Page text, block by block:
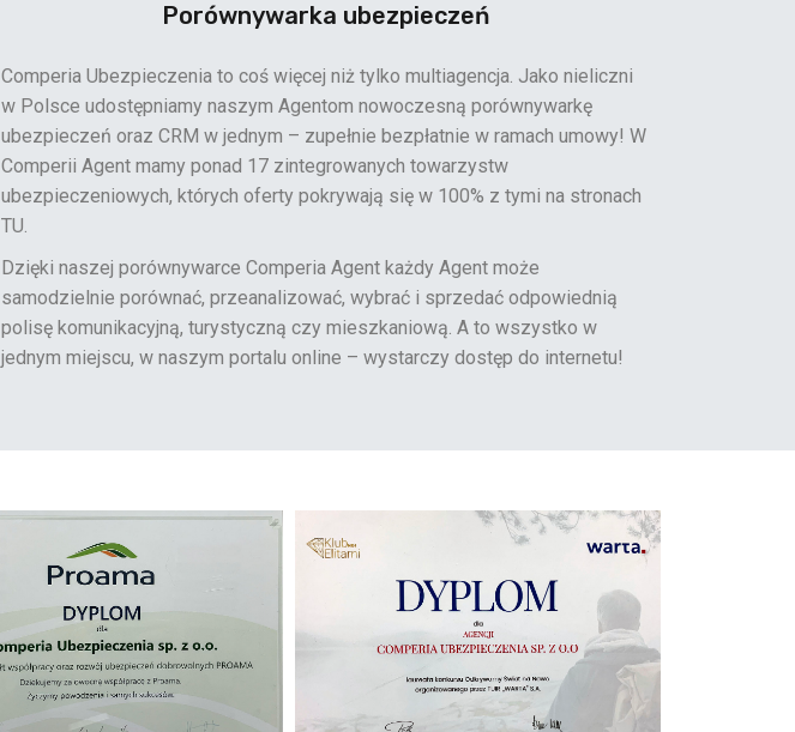
Porównywarka ubezpieczeń
Comperia Ubezpieczenia to coś więcej niż tylko multiagencja. Jako nieliczni
w Polsce udostępniamy naszym Agentom nowoczesną porównywarkę
ubezpieczeń oraz CRM w jednym – zupełnie bezpłatnie w ramach umowy! W
Comperii Agent mamy ponad 17 zintegrowanych towarzystw
ubezpieczeniowych, których oferty pokrywają się w 100% z tymi na stronach
TU.
Dzięki naszej porównywarce Comperia Agent każdy Agent może
samodzielnie porównać, przeanalizować, wybrać i sprzedać odpowiednią
polisę komunikacyjną, turystyczną czy mieszkaniową. A to wszystko w
jednym miejscu, w naszym portalu online – wystarczy dostęp do internetu!